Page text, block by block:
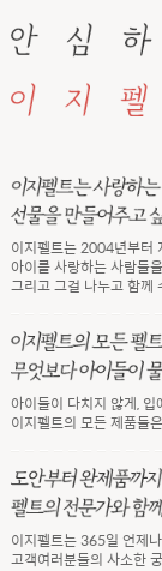
이지펠트는 2004년부터
아이를 사랑하는 사람들
그리고 그걸 나누고 함께
아이들이 다치지 않게,
이지펠트의 모든 제품들
이지펠트는 365일 언제
고객여러분들의 사소한